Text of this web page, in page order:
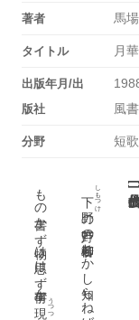
著者 馬
タイトル 月
出版年月/出
版社
風
分野 短
[
]
下野しもつけ
もの書かず物は思はず何事か
現実 うつつ